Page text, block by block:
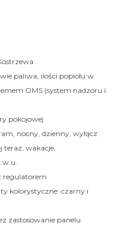
paliwa, ilości popiołu w
OMS (system nadzoru i
pokojowej
nocny, dzienny, wyłącz
teraz, wakacje,
regulatorem
kolorystyczne: czarny i
zastosowanie panelu